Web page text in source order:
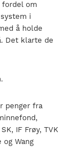
om
i
å holde
Det klarte de
penger fra
IF Frøy, TVK
Wang